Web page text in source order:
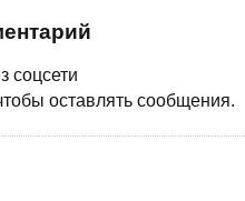
соцсети
оставлять сообщения.